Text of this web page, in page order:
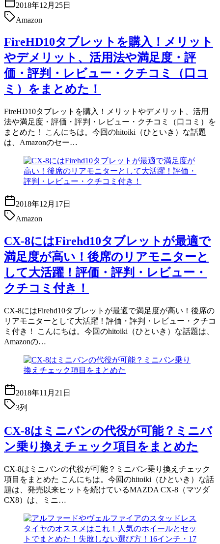
2018年12月25日
Amazon
FireHD10タブレットを購入！メリット
やデメリット、活用法や満足度・評
価・評判・レビュー・クチコミ（口コ
ミ）をまとめた！
FireHD10タブレットを購入！メリットやデメリット、活用
法や満足度・評価・評判・レビュー・クチコミ（口コミ）を
まとめた！ こんにちは。今回のhitoiki（ひといき）な話題
は、Amazonのセー…
2018年12月17日
Amazon
CX-8にはFirehd10タブレットが最適で
満足度が高い！後席のリアモニターと
して大活躍！評価・評判・レビュー・
クチコミ付き！
CX-8にはFirehd10タブレットが最適で満足度が高い！後席の
リアモニターとして大活躍！評価・評判・レビュー・クチコ
ミ付き！ こんにちは。今回のhitoiki（ひといき）な話題は、
Amazonの…
2018年11月21日
3列
CX-8はミニバンの代役が可能？ミニバ
ン乗り換えチェック項目をまとめた
CX-8はミニバンの代役が可能？ミニバン乗り換えチェック
項目をまとめた こんにちは。今回のhitoiki（ひといき）な話
題は、発売以来ヒットを続けているMAZDA CX-8（マツダ
CX8）は、ミニ…